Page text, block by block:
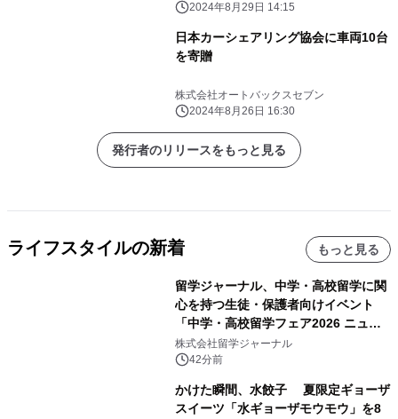
2024年8月29日 14:15
日本カーシェアリング協会に車両10台
を寄贈
株式会社オートバックスセブン
2024年8月26日 16:30
発行者のリリースをもっと見る
ライフスタイルの新着 もっと見る
留学ジャーナル、中学・高校留学に関
心を持つ生徒・保護者向けイベント
「中学・高校留学フェア2026 ニュー
ジーランド＆オーストラリア」を
9/12(土)に開催
株式会社留学ジャーナル
42分前
かけた瞬間、水餃子 夏限定ギョーザ
スイーツ「水ギョーザモウモウ」を8